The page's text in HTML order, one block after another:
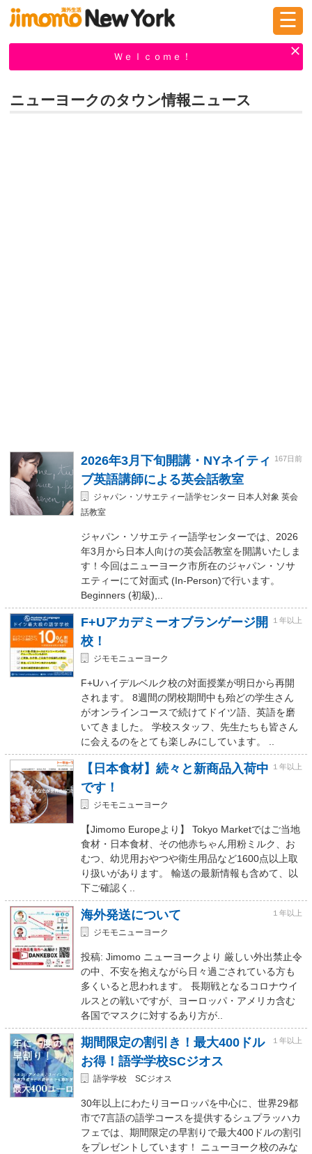
☰
Ｗｅｌｃｏｍｅ！
ニューヨークのタウン情報ニュース
2026年3月下旬開講・NYネイティ
ブ英語講師による英会話教室
167日前
ジャパン・ソサエティー語学センター 日本人対象 英会
話教室
ジャパン・ソサエティー語学センターでは、2026
年3月から日本人向けの英会話教室を開講いたしま
す！今回はニューヨーク市所在のジャパン・ソサ
エティーにて対面式 (In-Person)で行います。
Beginners (初級),..
F+Uアカデミーオブランゲージ開
校！
１年以上
ジモモニューヨーク
F+Uハイデルベルク校の対面授業が明日から再開
されます。 8週間の閉校期間中も殆どの学生さん
がオンラインコースで続けてドイツ語、英語を磨
いてきました。 学校スタッフ、先生たちも皆さん
に会えるのをとても楽しみにしています。 ..
【日本食材】続々と新商品入荷中
です！
１年以上
ジモモニューヨーク
【Jimomo Europeより】 Tokyo Marketではご当地
食材・日本食材、その他赤ちゃん用粉ミルク、お
むつ、幼児用おやつや衛生用品など1600点以上取
り扱いがあります。 輸送の最新情報も含めて、以
下ご確認く..
海外発送について １年以上
ジモモニューヨーク
投稿: Jimomo ニューヨークより 厳しい外出禁止令
の中、不安を抱えながら日々過ごされている方も
多くいると思われます。 長期戦となるコロナウイ
ルスとの戦いですが、ヨーロッパ・アメリカ含む
各国でマスクに対するあり方が..
期間限定の割引き！最大400ドル
お得！語学学校SCジオス
１年以上
語学学校 SCジオス
30年以上にわたりヨーロッパを中心に、世界29都
市で7言語の語学コースを提供するシュプラッハカ
フェでは、期間限定の早割りで最大400ドルの割引
をプレゼントしています！ ニューヨーク校のみな